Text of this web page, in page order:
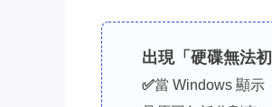
出現「硬碟無法
✅當 Windows 顯示